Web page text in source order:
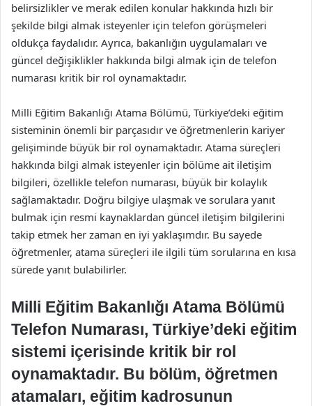
belirsizlikler ve merak edilen konular hakkında hızlı bir
şekilde bilgi almak isteyenler için telefon görüşmeleri
oldukça faydalıdır. Ayrıca, bakanlığın uygulamaları ve
güncel değişiklikler hakkında bilgi almak için de telefon
numarası kritik bir rol oynamaktadır.
Milli Eğitim Bakanlığı Atama Bölümü, Türkiye’deki eğitim
sisteminin önemli bir parçasıdır ve öğretmenlerin kariyer
gelişiminde büyük bir rol oynamaktadır. Atama süreçleri
hakkında bilgi almak isteyenler için bölüme ait iletişim
bilgileri, özellikle telefon numarası, büyük bir kolaylık
sağlamaktadır. Doğru bilgiye ulaşmak ve sorulara yanıt
bulmak için resmi kaynaklardan güncel iletişim bilgilerini
takip etmek her zaman en iyi yaklaşımdır. Bu sayede
öğretmenler, atama süreçleri ile ilgili tüm sorularına en kısa
sürede yanıt bulabilirler.
Milli Eğitim Bakanlığı Atama Bölümü
Telefon Numarası, Türkiye’deki eğitim
sistemi içerisinde kritik bir rol
oynamaktadır. Bu bölüm, öğretmen
atamaları, eğitim kadrosunun